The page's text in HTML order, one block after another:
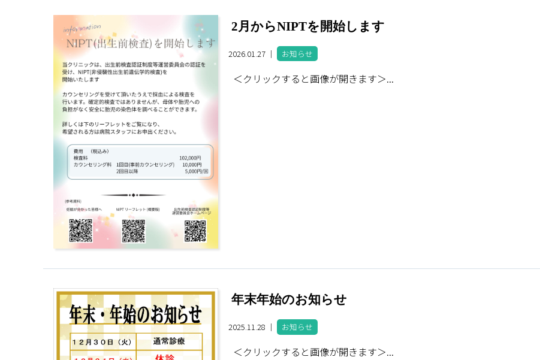
2月からNIPTを開始します
2026.01.27 ｜ お知らせ
＜クリックすると画像が開きます＞...
年末年始のお知らせ
2025.11.28 ｜ お知らせ
＜クリックすると画像が開きます＞...